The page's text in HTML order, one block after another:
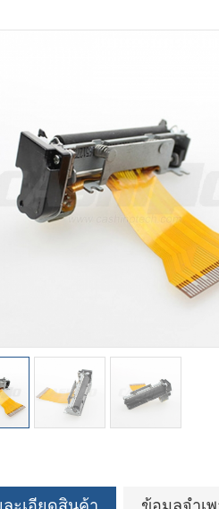
ละเอียดสินค้า ข้อมูลจำเ